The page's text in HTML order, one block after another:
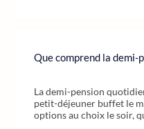
Que comprend la demi-
La demi-pension
petit-déjeuner buffet le
options au choix le soir,